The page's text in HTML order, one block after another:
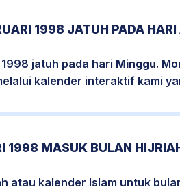
1998 JATUH PADA HARI
jatuh pada hari Minggu.
kalender interaktif kami
1998 MASUK BULAN
atau kalender Islam untuk